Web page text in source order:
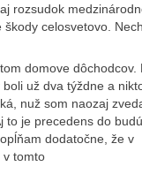
rozsudok
celosvetovo.
domove dôchodcov.
už dva týždne a
nuž som naozaj
je precedens do
dodatočne, že v
v tomto